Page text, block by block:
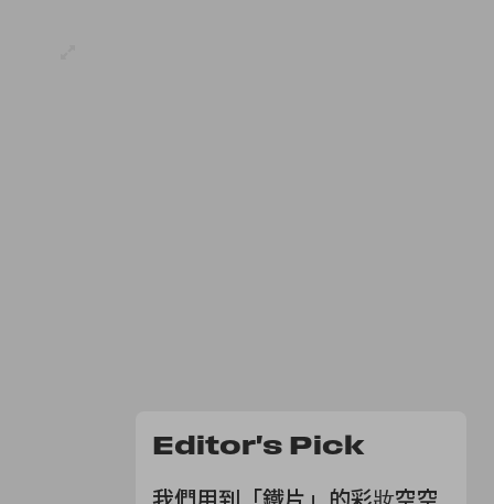
Editor's Pick
我們用到「鐵片」的彩妝空空